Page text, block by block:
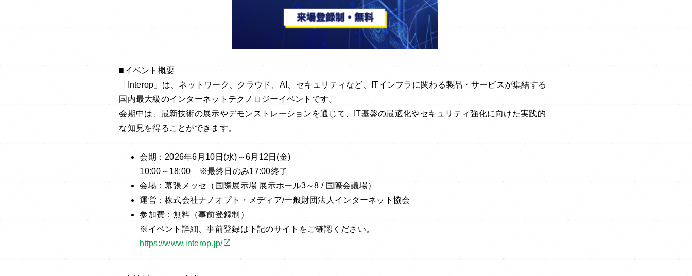
■イベント概要
「Interop」は、ネットワーク、クラウド、AI、セキュリティなど、ITインフラに関わる製品・サービスが集結する
国内最大級のインターネットテクノロジーイベントです。
会期中は、最新技術の展示やデモンストレーションを通じて、IT基盤の最適化やセキュリティ強化に向けた実践的
な知見を得ることができます。
会期：2026年6月10日(水)～6月12日(金)
10:00～18:00 ※最終日のみ17:00終了
会場：幕張メッセ（国際展示場 展示ホール3～8 / 国際会議場）
運営：株式会社ナノオプト・メディア/一般財団法人インターネット協会
参加費：無料（事前登録制）
※イベント詳細、事前登録は下記のサイトをご確認ください。
https://www.interop.jp/